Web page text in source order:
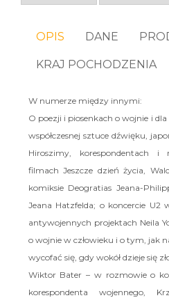
OPIS DANE
KRAJ POCHODZENIA
W numerze między innymi:
O poezji i piosenkach o wojnie i
współczesnej sztuce dźwięku,
Hiroszimy, korespondentach i
filmachJeszcze dzień życia
komiksie Deogratias Jeana-
Jeana Hatzfelda; o koncercie U2
antywojennych projektach Neila
o wojnie w człowieku i o tym, jak
wycofać się, gdy wokół dzieje się
Wiktor Bater – w rozmowie o
korespondenta wojennego,